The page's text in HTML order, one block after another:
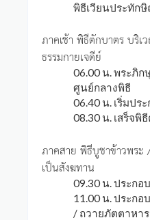
พิธีเวียนประทัก
ภาคเช้า พิธีตักบาตร บริ
ธรรมกายเจดีย์
06.00 น. พระภิก
ศูนย์กลางพิธี
06.40 น. เริ่มปร
08.30 น. เสร็จพิ
ภาคสาย พิธีบูชาข้าวพระ
เป็นสังฆทาน
09.30 น. ประก
11.00 น. ประก
/ ถวายภัตตาหา